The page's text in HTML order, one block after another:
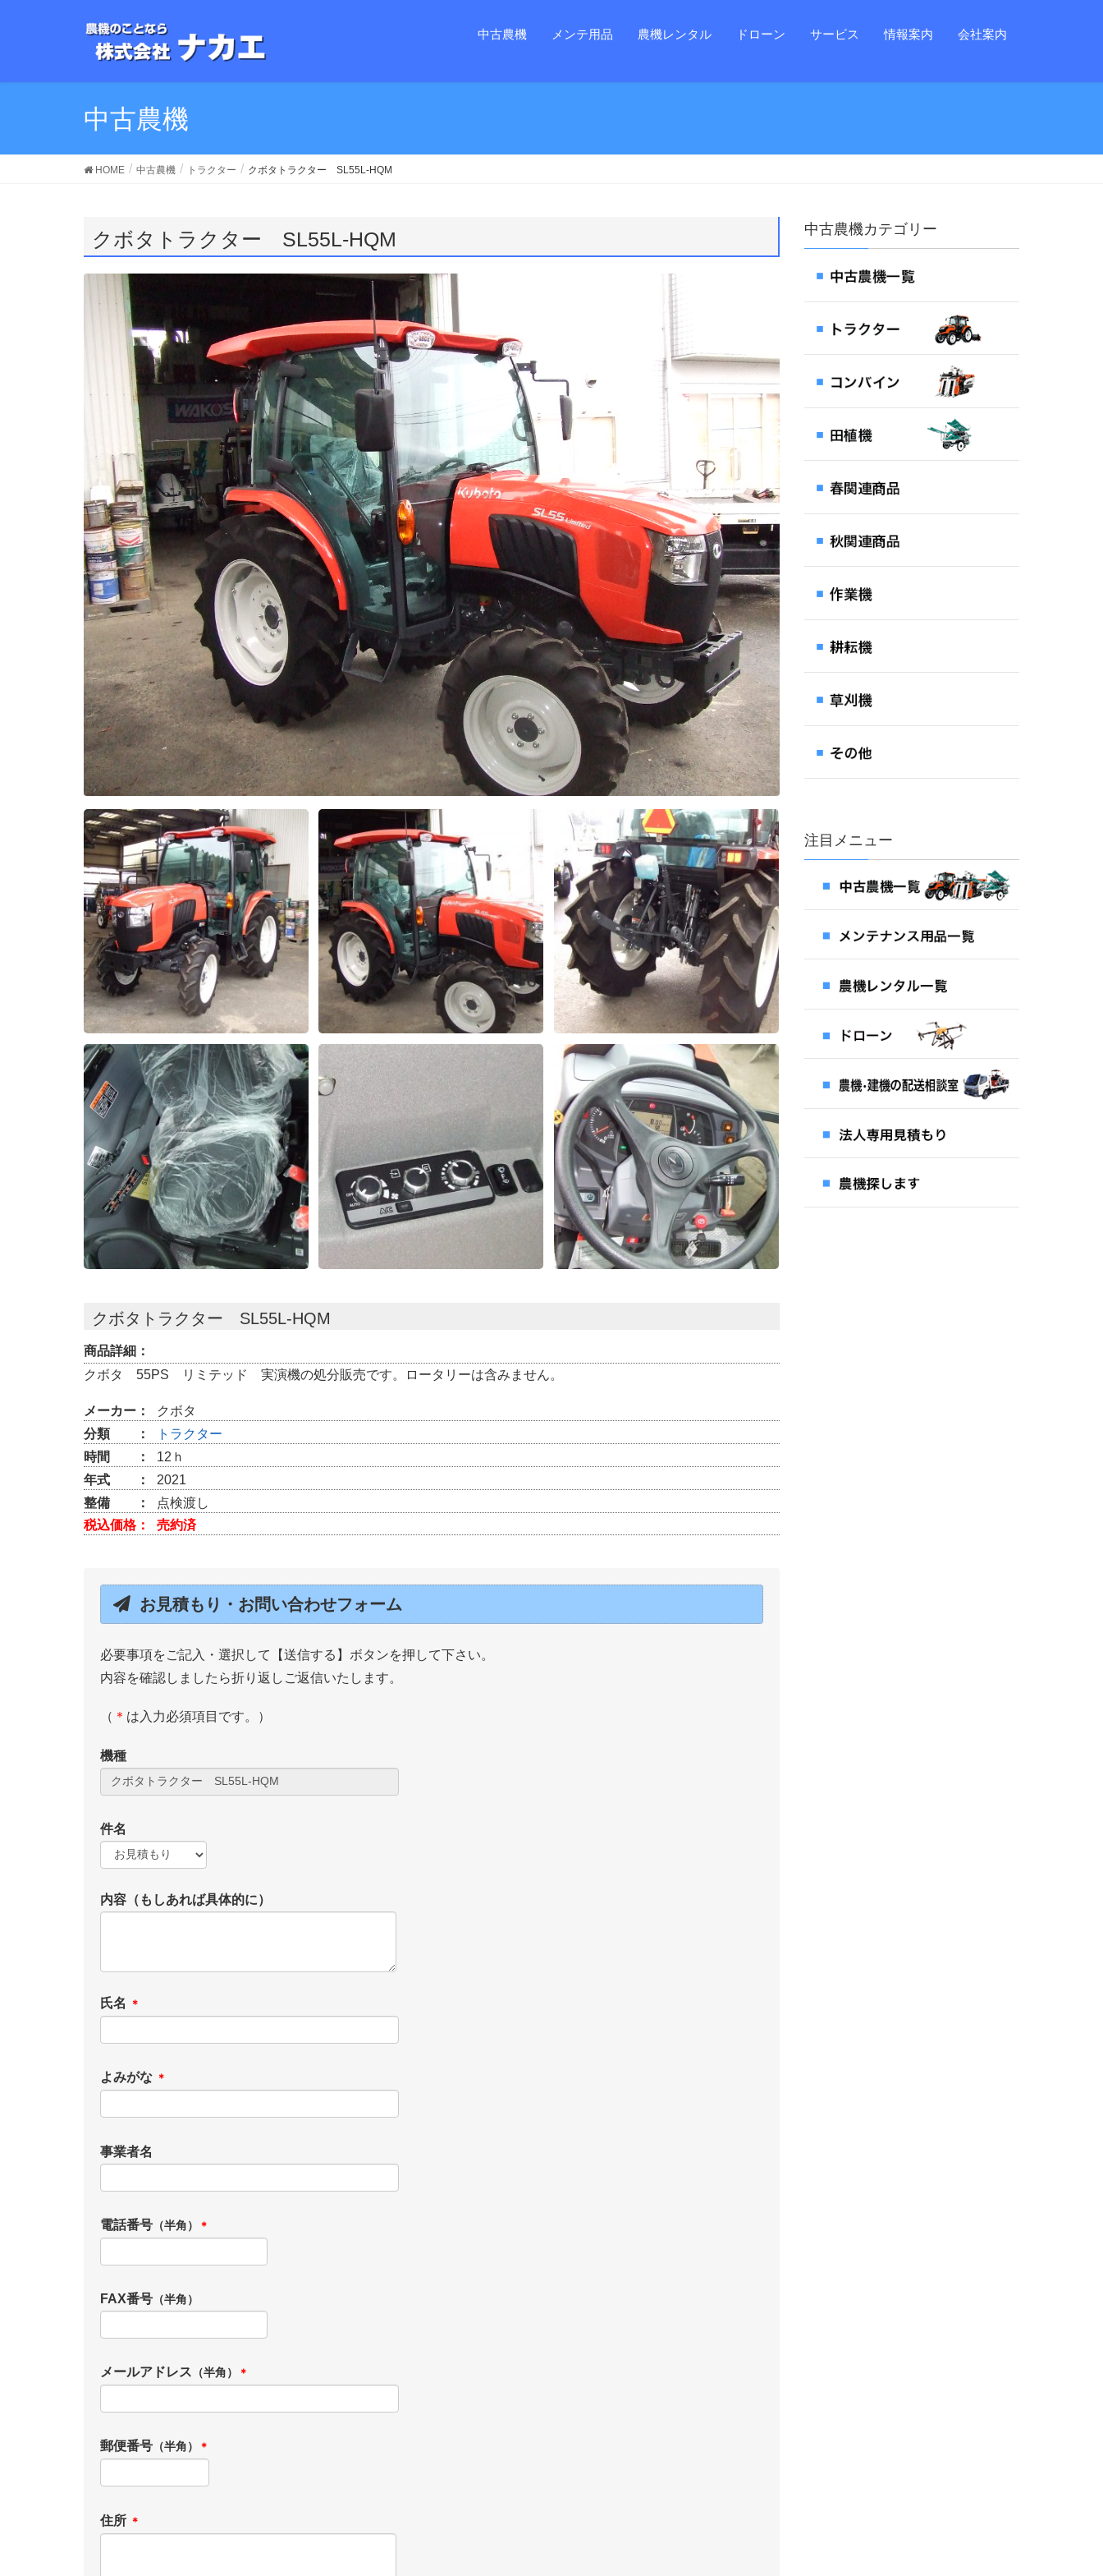
中古農機 メンテ用品 農機レンタル ドローン サービス 情報案内 会社案内
中古農機
HOME 中古農機 トラクター クボタトラクター SL55L-HQM
クボタトラクター SL55L-HQM
クボタトラクター SL55L-HQM
商品詳細：
クボタ 55PS リミテッド 実演機の処分販売です。ロータリーは含みません。
メーカー：
クボタ
分類 ：
トラクター
時間 ：
12ｈ
年式 ：
2021
整備 ：
点検渡し
税込価格：
売約済
お見積もり・お問い合わせフォーム
必要事項をご記入・選択して【送信する】ボタンを押して下さい。
内容を確認しましたら折り返しご返信いたします。
（ ＊ は入力必須項目です。）
機種
件名
内容（もしあれば具体的に）
氏名 ＊
よみがな ＊
事業者名
電話番号 （半角） ＊
FAX番号 （半角）
メールアドレス （半角） ＊
郵便番号 （半角） ＊
住所 ＊
中古農機カテゴリー
注目メニュー